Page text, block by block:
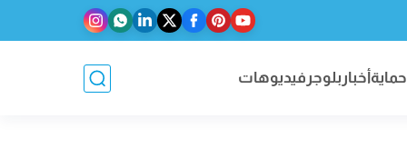
حمايةأخبار بلوجر فيديوهات